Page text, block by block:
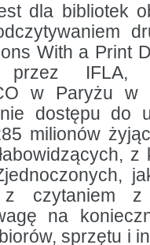
dla bibliotek
With a Print
przez IFLA,
w Paryżu w
dostępu do
milionów
z czytaniem z
na
sprzętu i